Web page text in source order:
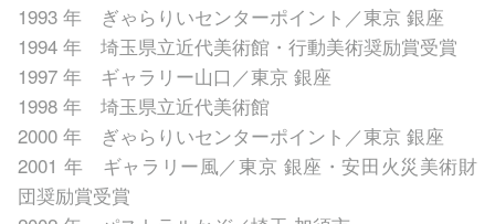
1993 年 ぎゃらりいセンターポイント／東京 銀座
1994 年 埼玉県立近代美術館・行動美術奨励賞受賞
1997 年 ギャラリー山口／東京 銀座
1998 年 埼玉県立近代美術館
2000 年 ぎゃらりいセンターポイント／東京 銀座
2001 年 ギャラリー風／東京 銀座・安田火災美術財
団奨励賞受賞